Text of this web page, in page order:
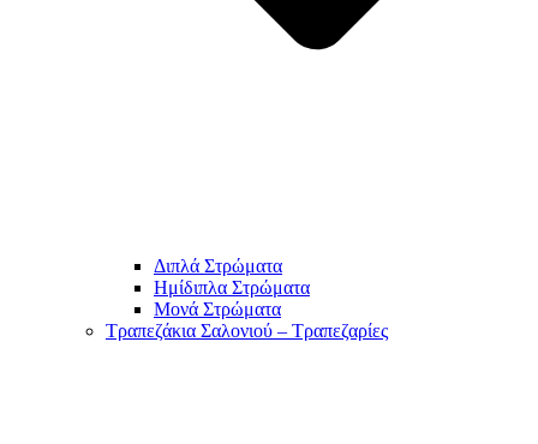
Διπλά Στρώματα
Ημίδιπλα Στρώματα
Μονά Στρώματα
Τραπεζάκια Σαλονιού – Τραπεζαρίες